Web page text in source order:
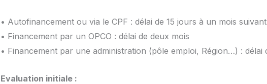
• Autofinancement ou via le CPF : délai de 15 jours à un mois
• Financement par un OPCO : délai de deux mois
• Financement par une administration (pôle emploi, Région…) : délai
Evaluation initiale :